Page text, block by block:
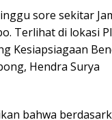
sore sekitar
Terlihat di lokasi
Kesiapsiagaan
Hendra Surya
bahwa